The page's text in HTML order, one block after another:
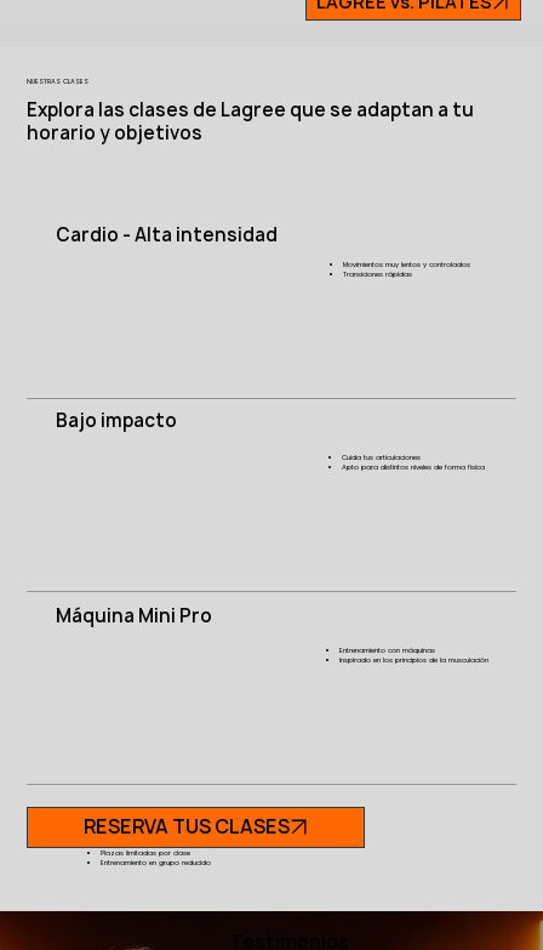
NUESTRAS CLASES
Explora las clases de Lagree que se adaptan a tu
horario y objetivos
Cardio - Alta intensidad
Movimientos muy lentos y controlados
Transiciones rápidas
Bajo impacto
Cuida tus articulaciones
Apto para distintos niveles de forma física
Máquina Mini Pro
Entrenamiento con máquinas
Inspirado en los principios de la musculación
RESERVA TUS CLASES
Plazas limitadas por clase
Entrenamiento en grupo reducido